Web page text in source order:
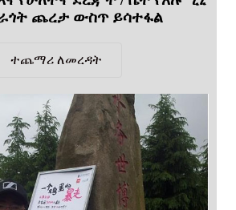
ጨረታ ውስጥ ይሳተፋል
ተጨማሪ ለመረዳት